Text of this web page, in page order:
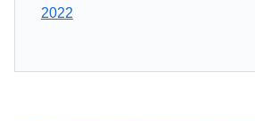
2022